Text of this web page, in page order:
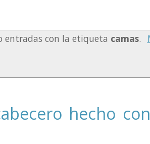
entradas con la etiqueta camas.
hecho